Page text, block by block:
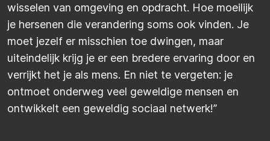
wisselen van omgeving en opdracht. Hoe moeilijk
je hersenen die verandering soms ook vinden. Je
moet jezelf er misschien toe dwingen, maar
uiteindelijk krijg je er een bredere ervaring door en
verrijkt het je als mens. En niet te vergeten: je
ontmoet onderweg veel geweldige mensen en
ontwikkelt een geweldig sociaal netwerk!”